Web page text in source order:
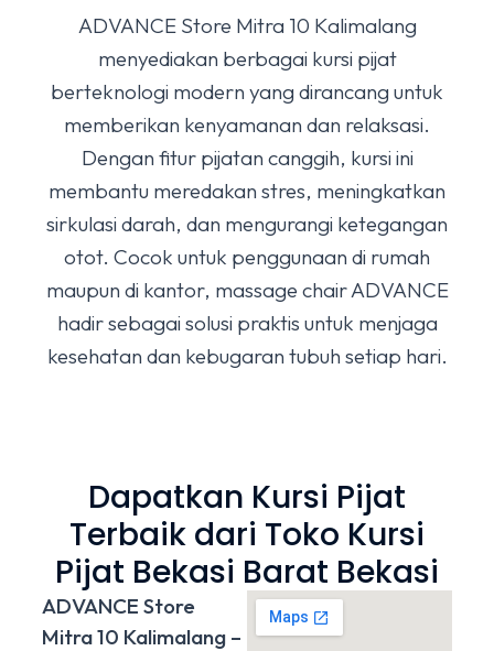
ADVANCE Store Mitra 10 Kalimalang
menyediakan berbagai kursi pijat
berteknologi modern yang dirancang untuk
memberikan kenyamanan dan relaksasi.
Dengan fitur pijatan canggih, kursi ini
membantu meredakan stres, meningkatkan
sirkulasi darah, dan mengurangi ketegangan
otot. Cocok untuk penggunaan di rumah
maupun di kantor, massage chair ADVANCE
hadir sebagai solusi praktis untuk menjaga
kesehatan dan kebugaran tubuh setiap hari.
Dapatkan Kursi Pijat
Terbaik dari Toko Kursi
Pijat Bekasi Barat Bekasi
ADVANCE Store
Mitra 10 Kalimalang –